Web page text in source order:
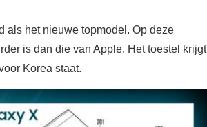
als het nieuwe topmodel. Op deze
is dan die van Apple. Het toestel krijgt
Korea staat.